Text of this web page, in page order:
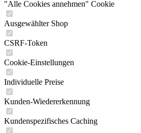
"Alle Cookies annehmen" Cookie
Ausgewählter Shop
CSRF-Token
Cookie-Einstellungen
Individuelle Preise
Kunden-Wiedererkennung
Kundenspezifisches Caching